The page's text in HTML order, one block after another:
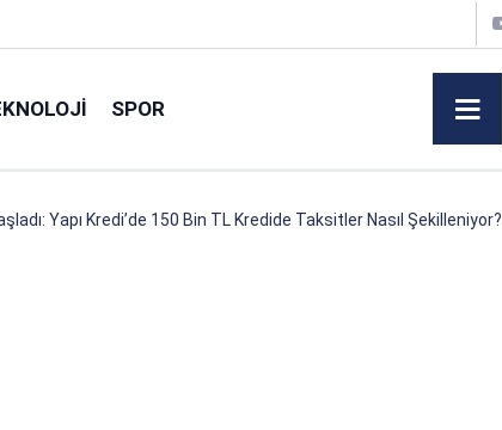
SPOR
Yapı Kredi’de 150 Bin TL Kredide Taksitler Nasıl Şekilleniyor?